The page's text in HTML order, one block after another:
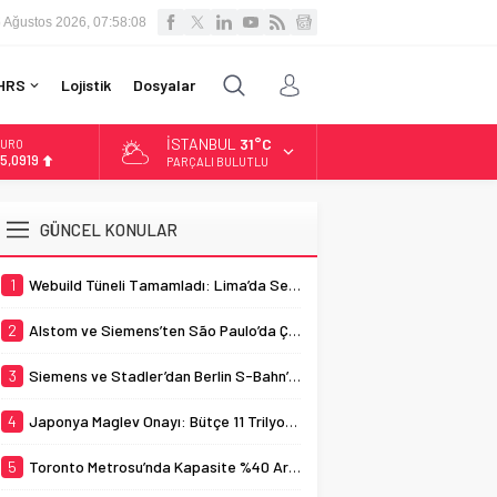
Ağustos 2026, 07:58:09
Lojistik Dosyalar
47,5932
55,0919
İSTANBUL 31°C
PARÇALI BULUTLU
GÜNCEL KONULAR
1 Webuild Tüneli Tamamladı: Lima’da Seyahat 45 Dakikaya İndi
2 Alstom ve Siemens’ten São Paulo’da Çifte Sinyal Hamlesi
3 Siemens ve Stadler’dan Berlin S-Bahn’a 350 Trenlik Dev Sözleşme
4 Japonya Maglev Onayı: Bütçe 11 Trilyon Yen, Hedef 2036
5 Toronto Metrosu’nda Kapasite %40 Artıyor: Hitachi Rail İmzaladı